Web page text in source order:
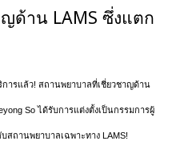
ด้าน LAMS ซึ่งแตก
การแล้ว! สถานพยาบาลที่เชี่ยวชาญด้าน
So ได้รับการแต่งตั้งเป็นกรรมการผู้
ถานพยาบาลเฉพาะทาง LAMS!